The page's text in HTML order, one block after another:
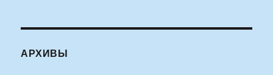
АРХИВЫ